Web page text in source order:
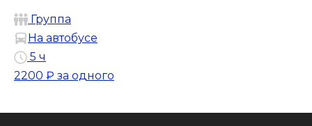
Группа
На автобусе
5 ч
2200 ₽ за одного